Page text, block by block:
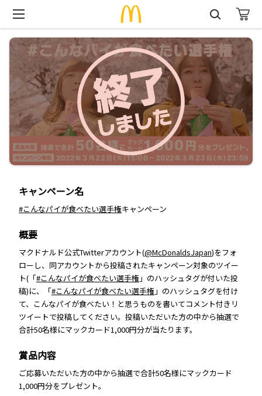
キャンペーン名
#こんなパイが食べたい選手権キャンペーン
概要
マクドナルド公式Twitterアカウント(@McDonaldsJapan)をフォ
ローし、同アカウントから投稿されたキャンペーン対象のツイー
ト(「#こんなパイが食べたい選手権 」のハッシュタグが付いた投
稿)に、「#こんなパイが食べたい選手権 」のハッシュタグを付け
て、こんなパイが食べたい！と思うものを書いてコメント付きリ
ツイートで投稿してください。投稿いただいた方の中から抽選で
合計50名様にマックカード1,000円分が当たります。
賞品内容
ご応募いただいた方の中から抽選で合計50名様にマックカード
1,000円分をプレゼント。